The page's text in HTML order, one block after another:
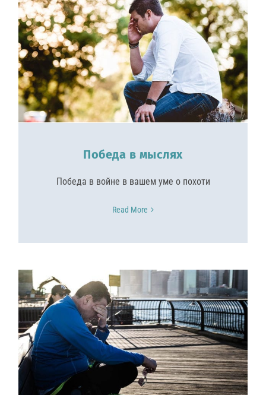
Победа в мыслях
Победа в войне в вашем уме о похоти
Read More